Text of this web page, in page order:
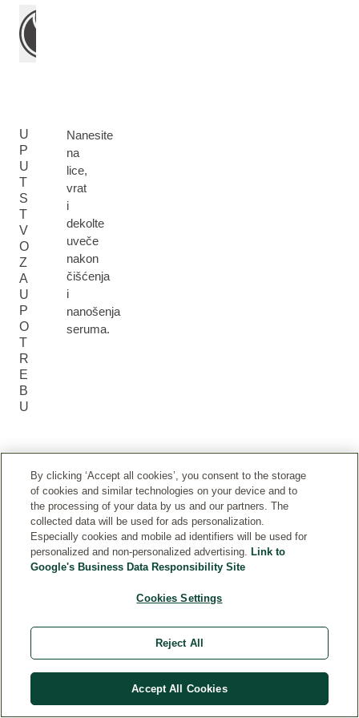
U
P
U
T
S
T
V
O
Z
A
U
P
O
T
R
E
B
U
Nanesite
na
lice,
vrat
i
dekolte
uveče
nakon
čišćenja
i
nanošenja
seruma.
SRODNI PROIZVODI
By clicking ‘Accept all cookies’, you consent to the storage
of cookies and similar technologies on your device and to
the processing of your data by us and our partners. The
collected data will be used for ads personalization.
Especially cookies and mobile ad identifiers will be used for
personalized and non-personalized advertising. Link to
Google's Business Data Responsibility Site
Cookies Settings
Reject All
Accept All Cookies